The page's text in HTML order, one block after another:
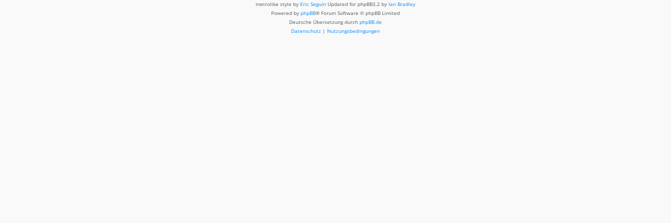
metrolike style by Eric Seguin Updated for phpBB3.2 by Ian Bradley
Powered by phpBB® Forum Software © phpBB Limited
Deutsche Übersetzung durch phpBB.de
Datenschutz | Nutzungsbedingungen